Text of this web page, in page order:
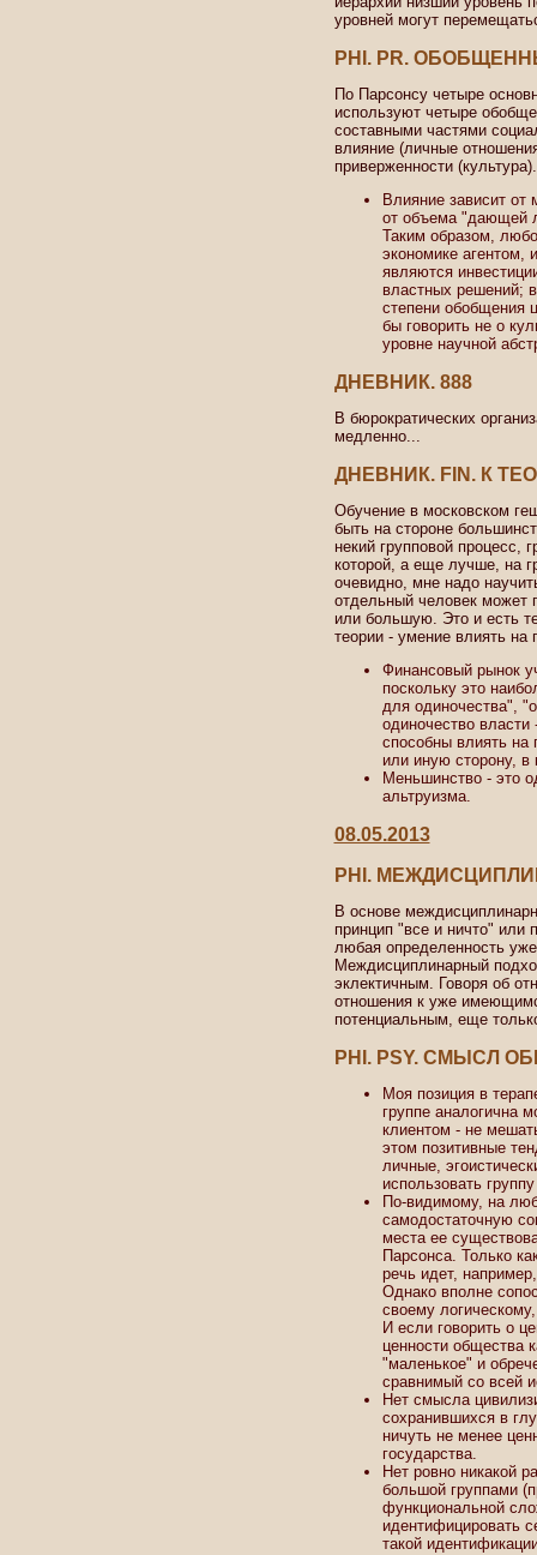
уровней могут
PHI. PR.
По Парсонсу четыре
используют четыре
составными частями
влияние (личные
приверженности (культура).
Влияние зависит
от объема "дающей
Таким образом,
экономике агентом,
являются
властных решений;
степени обобщения
бы говорить не о
уровне научной
ДНЕВНИК. 888
В бюрократических
медленно...
ДНЕВНИК. FIN. К
Обучение в московском
быть на стороне
некий групповой процесс,
которой, а еще лучше, на
очевидно, мне надо
отдельный человек может
или большую. Это и есть
теории - умение влиять на
Финансовый рынок
поскольку это
для одиночества",
одиночество власти
способны влиять на
или иную сторону,
Меньшинство - это
альтруизма.
08.05.2013
PHI.
В основе
принцип "все и ничто" или
любая определенность
Междисциплинарный
эклектичным. Говоря об
отношения к уже
потенциальным, еще
PHI. PSY. СМЫСЛ
Моя позиция в
группе аналогична
клиентом - не
этом позитивные
личные,
использовать
По-видимому, на
самодостаточную
места ее
Парсонса. Только
речь идет,
Однако вполне
своему
И если говорить о
ценности общества
"маленькое" и
сравнимый со всей
Нет смысла
сохранившихся в
ничуть не менее
государства.
Нет ровно никакой
большой группами
функциональной
идентифицировать
такой